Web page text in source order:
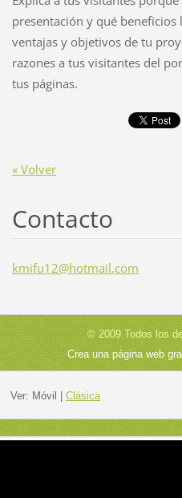
presentación y qué beneficios
ventajas y objetivos de tu
razones a tus visitantes del
tus páginas.
« Volver
Contacto
kmifu12@hotmail.com
© 2009 Todos los
Crea una página web
Ver: Móvil Clásica